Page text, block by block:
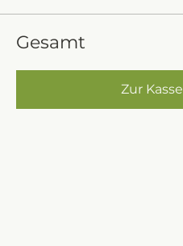
Gesamt
Zur Kasse